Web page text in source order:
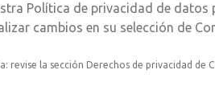
4" a 1/2"; Caudal de hasta 92
Política de privacidad de datos
cambios en su selección de
revise la sección Derechos de privacidad de